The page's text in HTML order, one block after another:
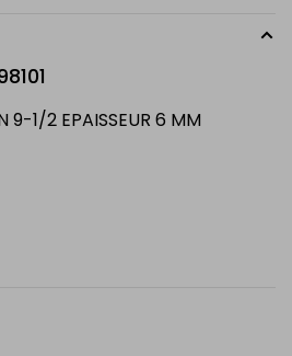
9-1/2 EPAISSEUR 6 MM